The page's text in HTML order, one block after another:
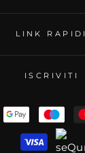
LINK RAPIDI
ISCRIVITI